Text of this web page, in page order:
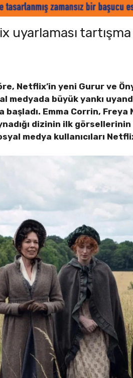
uyarlaması
Netflix’in yeni Gurur ve
medyada büyük yankı
Emma Corrin,
dizinin ilk görsellerinin
medya kullanıcıları